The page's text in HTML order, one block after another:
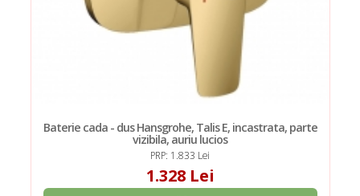
Baterie cada - dus Hansgrohe, Talis E, incastrata, parte
vizibila, auriu lucios
PRP: 1.833 Lei
1.328 Lei